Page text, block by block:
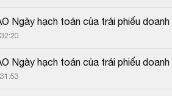
Ngày hạch toán của trái phiếu doanh
Ngày hạch toán của trái phiếu doanh